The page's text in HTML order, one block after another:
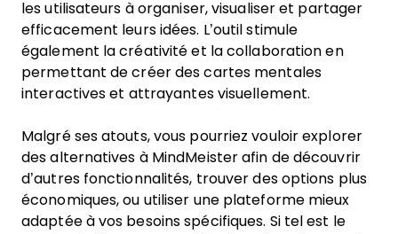
les utilisateurs à organiser, visualiser et partager
efficacement leurs idées. L’outil stimule
également la créativité et la collaboration en
permettant de créer des cartes mentales
interactives et attrayantes visuellement.
Malgré ses atouts, vous pourriez vouloir explorer
des alternatives à MindMeister afin de découvrir
d’autres fonctionnalités, trouver des options plus
économiques, ou utiliser une plateforme mieux
adaptée à vos besoins spécifiques. Si tel est le